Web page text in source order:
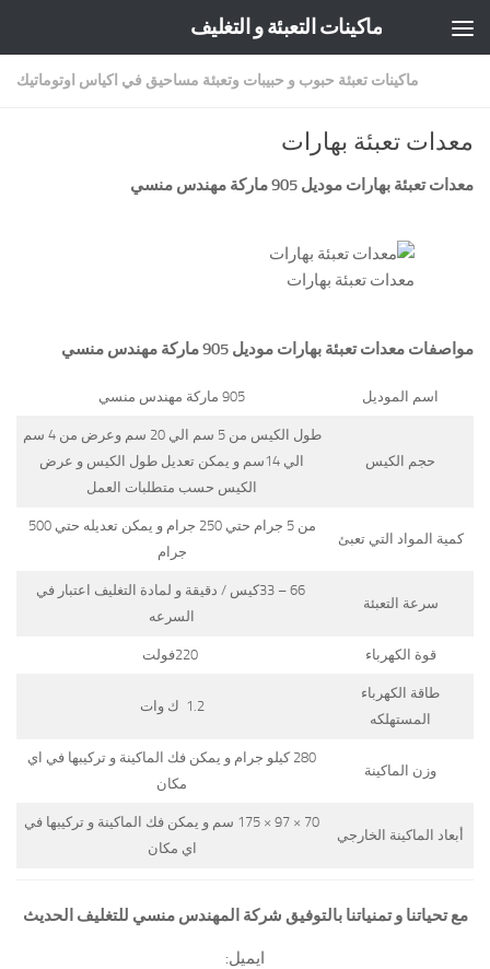
ماكينات التعبئة و التغليف
ماكينات تعبئة حبوب و حبيبات وتعبئة مساحيق في اكياس اوتوماتيك
معدات تعبئة بهارات
معدات تعبئة بهارات موديل 905 ماركة مهندس منسي
معدات تعبئة بهارات
مواصفات معدات تعبئة بهارات موديل 905 ماركة مهندس منسي
اسم الموديل 905 ماركة مهندس منسي
حجم الكيس
طول الكيس من 5 سم الي 20 سم وعرض من 4 سم
الي 14سم و يمكن تعديل طول الكيس و عرض
الكيس حسب متطلبات العمل
كمية المواد التي تعبئ
من 5 جرام حتي 250 جرام و يمكن تعديله حتي 500
جرام
سرعة التعبئة
66 – 33كيس / دقيقة و لمادة التغليف اعتبار في
السرعه
قوة الكهرباء
طاقة الكهرباء
المستهلكه
1.2 ك وات
وزن الماكينة
280 كيلو جرام و يمكن فك الماكينة و تركيبها في اي
مكان
أبعاد الماكينة الخارجي
70 × 97 × 175 سم و يمكن فك الماكينة و تركيبها في
اي مكان
مع تحياتنا و تمنياتنا بالتوفيق شركة المهندس منسي للتغليف الحديث
ايميل: